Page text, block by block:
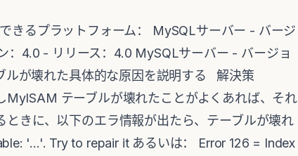
るプラットフォーム： MySQLサーバー - バージ
4.0 - リリース：4.0 MySQLサーバー - バージョ
が壊れた具体的な原因を説明する 解決策
テーブルが壊れたことがよくあれば、それ
きに、以下のエラ情報が出たら、テーブルが壊れ
'...'. Try to repair it あるいは： Error 126 = Index